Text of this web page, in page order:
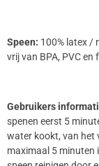
Speen: 100% latex /
vrij van BPA, PVC en
Gebruikers
spenen eerst 5
water kookt, van het
maximaal 5 minuten